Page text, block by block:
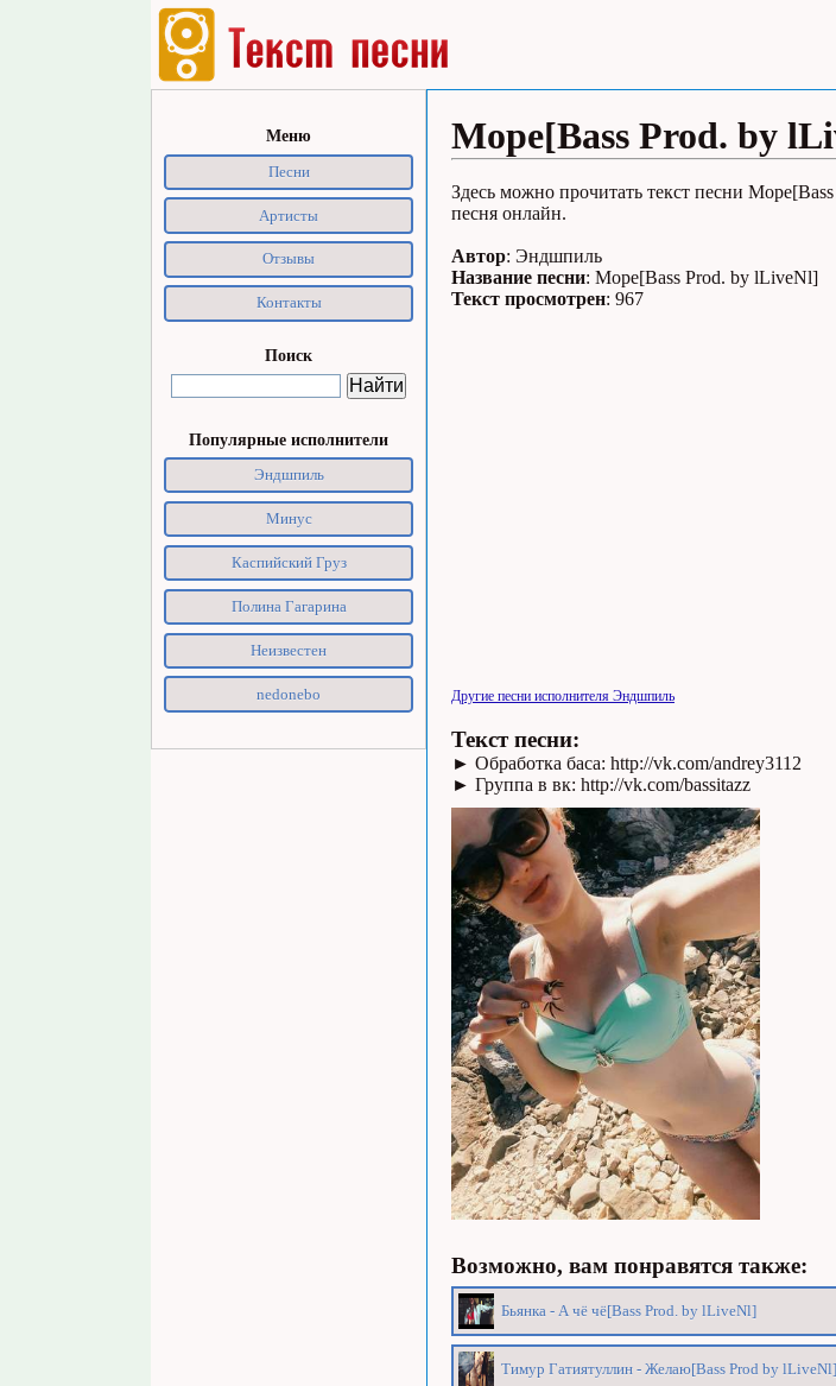
Меню
Песни
Артисты
Отзывы
Контакты
Поиск
Популярные исполнители
Эндшпиль
Минус
Каспийский Груз
Полина Гагарина
Неизвестен
nedonebo
Море[Bass Prod. by
Здесь можно прочитать текст песни
песня онлайн.
Автор: Эндшпиль
Название песни: Море[Bass Prod. by lLiveNl]
Текст просмотрен: 967
Другие песни исполнителя Эндшпиль
Текст песни:
► Обработка баса: http://vk.com/andrey3112
► Группа в вк: http://vk.com/bassitazz
Возможно, вам понравятся также:
Бьянка - А чё чё[Bass Prod. by lLiveNl]
Тимур Гатиятуллин - Желаю[Bass Prod by lLiveNl]